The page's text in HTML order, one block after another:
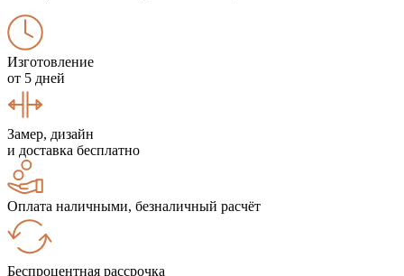
Изготовление
от 5 дней
Замер, дизайн
и доставка бесплатно
Оплата наличными, безналичный расчёт
Беспроцентная рассрочка